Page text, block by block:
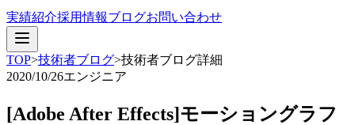
実績紹介採用情報ブログお問い合わせ
TOP>技術者ブログ>技術者ブログ詳細
2020/10/26エンジニア
[Adobe After Effects]モーショングラフ